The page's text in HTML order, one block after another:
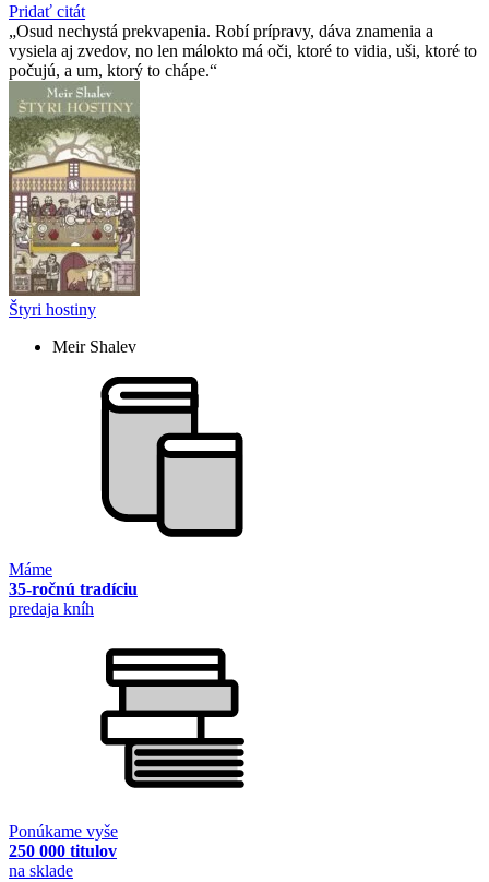
Pridať citát
Osud nechystá prekvapenia. Robí prípravy, dáva znamenia a
vysiela aj zvedov, no len málokto má oči, ktoré to vidia, uši, ktoré to
počujú, a um, ktorý to chápe.
Štyri hostiny
Meir Shalev
Máme
35-ročnú tradíciu
predaja kníh
Ponúkame vyše
250 000 titulov
na sklade